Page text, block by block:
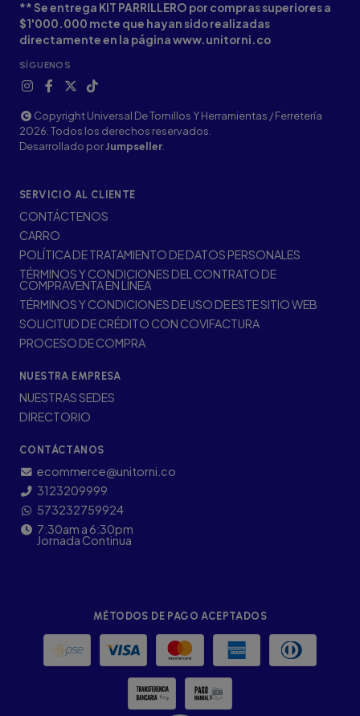
** Se entrega KIT PARRILLERO por compras superiores a
$1'000.000 mcte que hayan sido realizadas
directamente en la página www.unitorni.co
SÍGUENOS
Copyright Universal De Tornillos Y Herramientas / Ferretería
2026. Todos los derechos reservados.
Desarrollado porJumpseller
SERVICIO AL CLIENTE
CONTÁCTENOS
CARRO
POLÍTICA DE TRATAMIENTO DE DATOS PERSONALES
TÉRMINOS Y CONDICIONES DEL CONTRATO DE
COMPRAVENTA EN LÍNEA
TÉRMINOS Y CONDICIONES DE USO DE ESTE SITIO WEB
SOLICITUD DE CRÉDITO CON COVIFACTURA
PROCESO DE COMPRA
NUESTRA EMPRESA
NUESTRAS SEDES
DIRECTORIO
CONTÁCTANOS
ecommerce@unitorni.co
3123209999
573232759924
7:30am a 6:30pm
Jornada Continua
MÉTODOS DE PAGO ACEPTADOS